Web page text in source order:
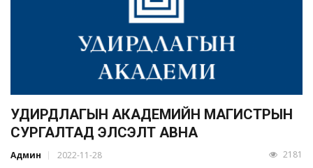
УДИРДЛАГЫН АКАДЕМИЙН МАГИСТРЫН
СУРГАЛТАД ЭЛСЭЛТ АВНА
Админ 2022-11-28 2181